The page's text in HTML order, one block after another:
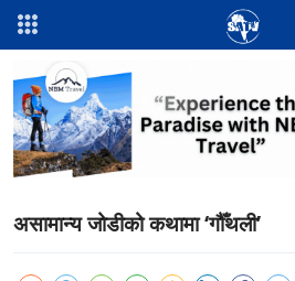
असामान्य जोडीको कथामा ‘गौँथली’